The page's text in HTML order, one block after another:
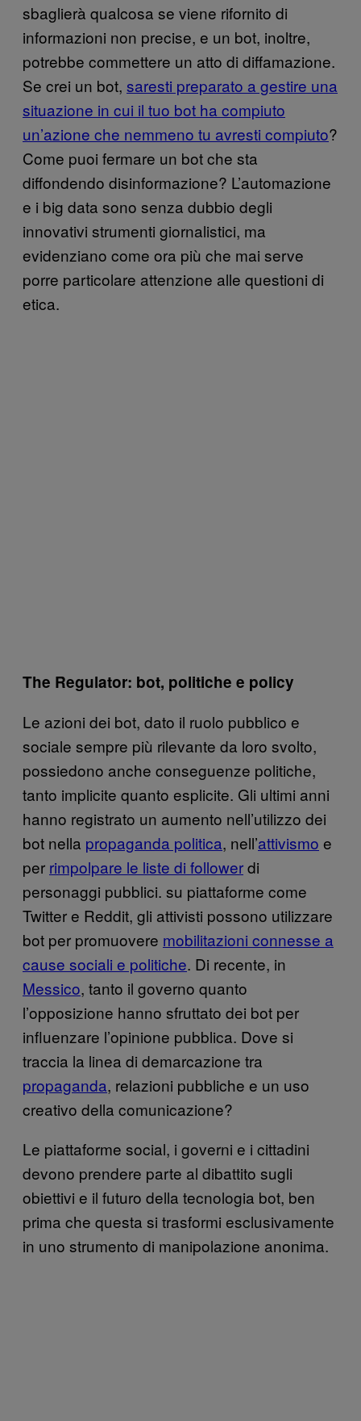
sbaglierà qualcosa se viene rifornito di
informazioni non precise, e un bot, inoltre,
potrebbe commettere un atto di diffamazione.
Se crei un bot, saresti preparato a gestire una
situazione in cui il tuo bot ha compiuto
un’azione che nemmeno tu avresti compiuto?
Come puoi fermare un bot che sta
diffondendo disinformazione? L’automazione
e i big data sono senza dubbio degli
innovativi strumenti giornalistici, ma
evidenziano come ora più che mai serve
porre particolare attenzione alle questioni di
etica.
The Regulator: bot, politiche e policy
Le azioni dei bot, dato il ruolo pubblico e
sociale sempre più rilevante da loro svolto,
possiedono anche conseguenze politiche,
tanto implicite quanto esplicite. Gli ultimi anni
hanno registrato un aumento nell’utilizzo dei
bot nella propaganda politica, nell’attivismo e
per rimpolpare le liste di followerdi
personaggi pubblici. su piattaforme come
Twitter e Reddit, gli attivisti possono utilizzare
bot per promuovere mobilitazioni connesse a
cause sociali e politiche. Di recente, in
Messico, tanto il governo quanto
l’opposizione hanno sfruttato dei bot per
influenzare l’opinione pubblica. Dove si
traccia la linea di demarcazione tra
propaganda, relazioni pubbliche e un uso
creativo della comunicazione?
Le piattaforme social, i governi e i cittadini
devono prendere parte al dibattito sugli
obiettivi e il futuro della tecnologia bot, ben
prima che questa si trasformi esclusivamente
in uno strumento di manipolazione anonima.